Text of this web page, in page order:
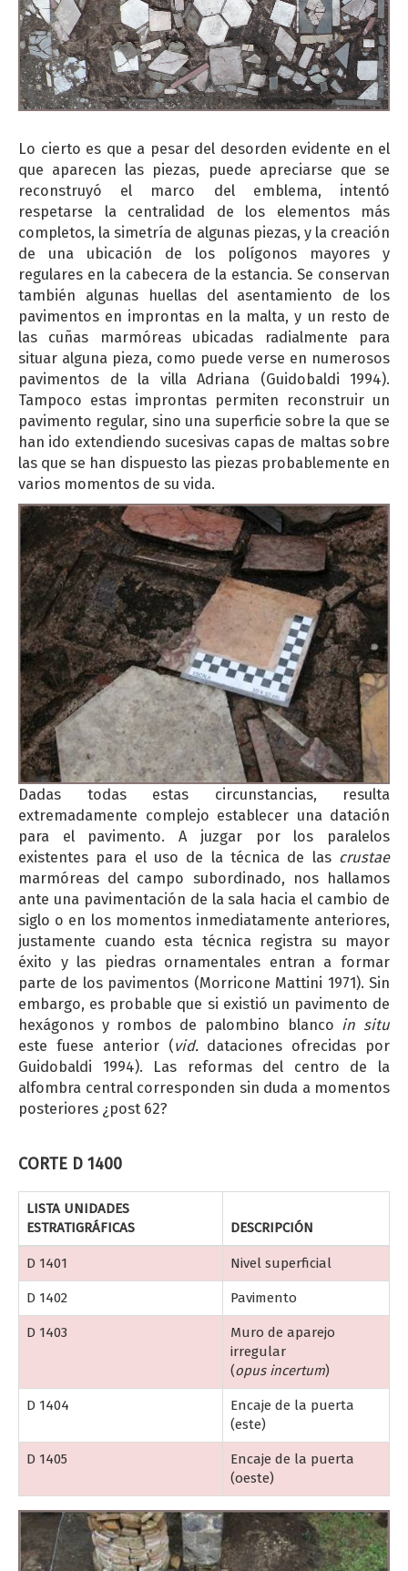
Lo cierto es que a pesar del desorden evidente en el
que aparecen las piezas, puede apreciarse que se
reconstruyó el marco del emblema, intentó
respetarse la centralidad de los elementos más
completos, la simetría de algunas piezas, y la creación
de una ubicación de los polígonos mayores y
regulares en la cabecera de la estancia. Se conservan
también algunas huellas del asentamiento de los
pavimentos en improntas en la malta, y un resto de
las cuñas marmóreas ubicadas radialmente para
situar alguna pieza, como puede verse en numerosos
pavimentos de la villa Adriana (Guidobaldi 1994).
Tampoco estas improntas permiten reconstruir un
pavimento regular, sino una superficie sobre la que se
han ido extendiendo sucesivas capas de maltas sobre
las que se han dispuesto las piezas probablemente en
varios momentos de su vida.
Dadas todas estas circunstancias, resulta
extremadamente complejo establecer una datación
para el pavimento. A juzgar por los paralelos
existentes para el uso de la técnica de las crustae
marmóreas del campo subordinado, nos hallamos
ante una pavimentación de la sala hacia el cambio de
siglo o en los momentos inmediatamente anteriores,
justamente cuando esta técnica registra su mayor
éxito y las piedras ornamentales entran a formar
parte de los pavimentos (Morricone Mattini 1971). Sin
embargo, es probable que si existió un pavimento de
hexágonos y rombos de palombino blanco in situ
este fuese anterior (vid.dataciones ofrecidas por
Guidobaldi 1994). Las reformas del centro de la
alfombra central corresponden sin duda a momentos
posteriores ¿post 62?
CORTE D 1400
LISTA UNIDADES
ESTRATIGRÁFICAS
DESCRIPCIÓN
D 1401 Nivel superficial
D 1402 Pavimento
D 1403
Muro de aparejo
irregular
(opus incertum)
D 1404
Encaje de la puerta
(este)
D 1405
Encaje de la puerta
(oeste)